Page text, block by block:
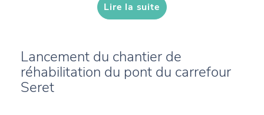
Lire la suite
Lancement du chantier de
réhabilitation du pont du carrefour
Seret